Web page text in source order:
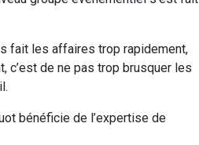
fait les affaires trop rapidement,
c’est de ne pas trop brusquer les
bénéficie de l’expertise de